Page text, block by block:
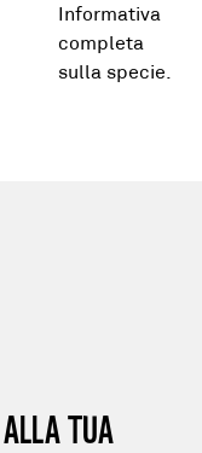
Informativa
completa
sulla specie.
TUA